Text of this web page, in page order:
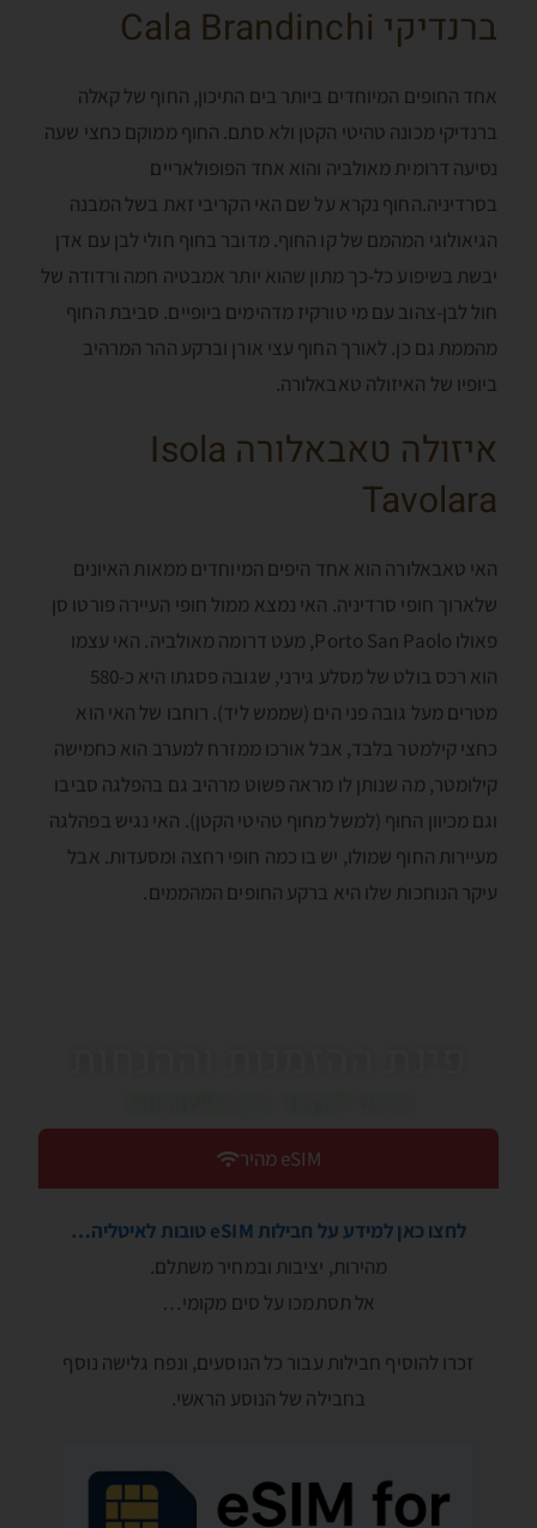
ברנדיקי Cala Brandinchi
אחד החופים המיוחדים ביותר בים התיכון, החוף של קאלה
ברנדיקי מכונה טהיטי הקטן ולא סתם. החוף ממוקם כחצי שעה
נסיעה דרומית מאולביה והוא אחד הפופולאריים
בסרדיניה.החוף נקרא על שם האי הקריבי זאת בשל המבנה
הגיאולוגי המהמם של קו החוף. מדובר בחוף חולי לבן עם אדן
יבשת בשיפוע כל-כך מתון שהוא יותר אמבטיה חמה ורדודה של
חול לבן-צהוב עם מי טורקיז מדהימים ביופיים. סביבת החוף
מהממת גם כן. לאורך החוף עצי אורן וברקע ההר המרהיב
ביופיו של האיזולה טאבאלורה.
איזולה טאבאלורה Isola
Tavolara
האי טאבאלורה הוא אחד היפים המיוחדים ממאות האיונים
שלארוך חופי סרדיניה. האי נמצא ממול חופי העיירה פורטו סן
פאולו Porto San Paolo, מעט דרומה מאולביה. האי עצמו
הוא רכס בולט של מסלע גירני, שגובה פסגתו היא כ-580
מטרים מעל גובה פני הים (שממש ליד). רוחבו של האי הוא
כחצי קילמטר בלבד, אבל אורכו ממזרח למערב הוא כחמישה
קילומטר, מה שנותן לו מראה פשוט מרהיב גם בהפלגה סביבו
וגם מכיוון החוף (למשל מחוף טהיטי הקטן). האי נגיש בפהלגה
מעיירות החוף שמולו, יש בו כמה חופי רחצה ומסעדות. אבל
עיקר הנוחכות שלו היא ברקע החופים המהממים.
eSIM מהיר
לחצו כאן למידע על חבילות eSIM טובות לאיטליה…
מהירות, יציבות ובמחיר משתלם.
אל תסתמכו על סים מקומי…
זכרו להוסיף חבילות עבור כל הנוסעים, ונפח גלישה נוסף
בחבילה של הנוסע הראשי.